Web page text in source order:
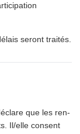
seront traités.
que les ren­
Il/​elle consent